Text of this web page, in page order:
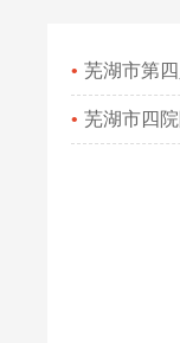
芜湖市第
芜湖市四